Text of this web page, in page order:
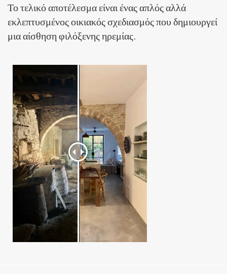
Το τελικό αποτέλεσμα είναι ένας απλός αλλά
εκλεπτυσμένος οικιακός σχεδιασμός που δημιουργεί
μια αίσθηση φιλόξενης ηρεμίας.